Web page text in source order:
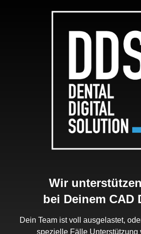
Wir
bei Deinem CAD
Dein Team ist voll ausgelastet,
spezielle Fälle Unterstützung